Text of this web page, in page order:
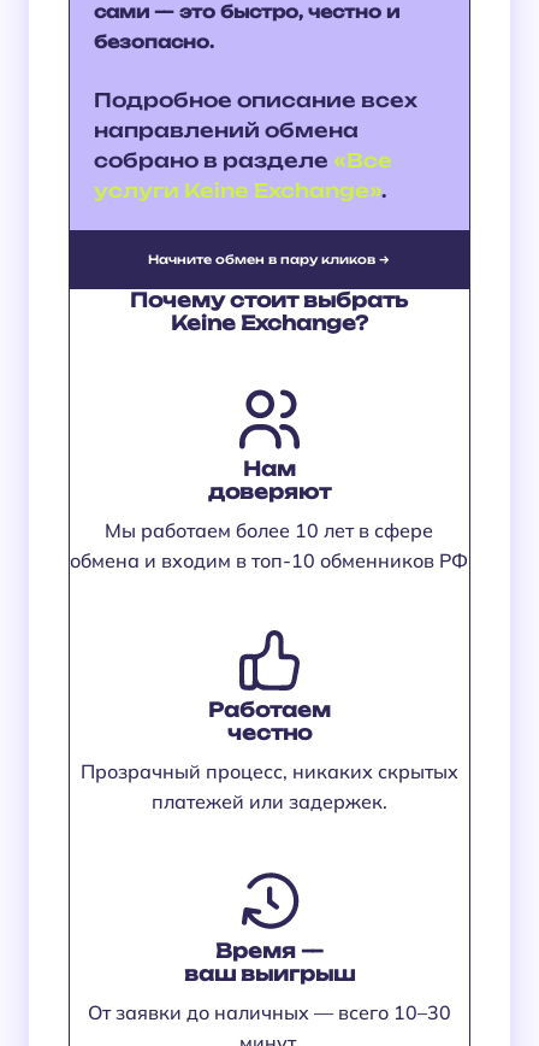
Почему стоит выбрать
Keine Exchange?
Нам
доверяют
Мы работаем более 10 лет в сфере
обмена и входим в топ-10 обменников РФ
Работаем
честно
Прозрачный процесс, никаких скрытых
платежей или задержек.
Время —
ваш выигрыш
От заявки до наличных — всего 10–30
сами — это быстро, честно и
безопасно.
Подробное описание всех
направлений обмена
собрано в разделе «Все
услуги Keine Exchange».
Начните обмен в пару кликов →